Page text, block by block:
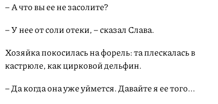
– А что вы ее не засолите?
– У нее от соли отеки, – сказал Слава.
Хозяйка покосилась на форель: та плескалась в
кастрюле, как цирковой дельфин.
– Да когда она уже уймется. Давайте я ее того...